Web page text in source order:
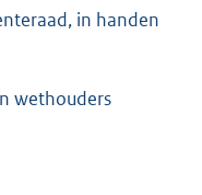
in handen
wethouders